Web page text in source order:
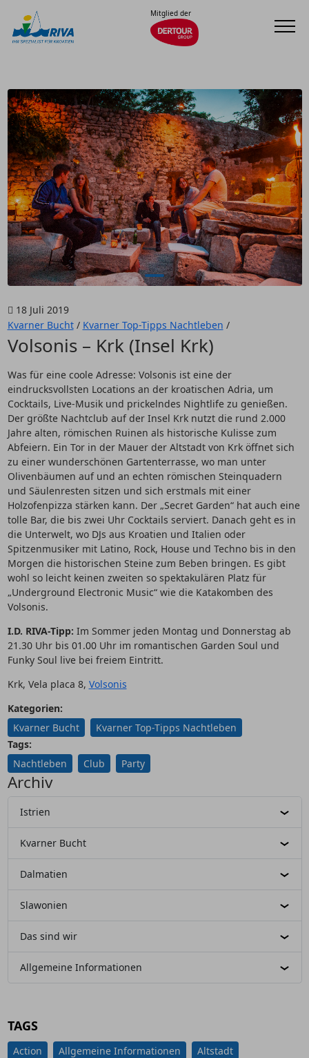
Mitglied der
18 Juli 2019
Kvarner Bucht/ Kvarner Top-Tipps Nachtleben /
Volsonis – Krk (Insel Krk)
Was für eine coole Adresse: Volsonis ist eine der
eindrucksvollsten Locations an der kroatischen Adria, um
Cocktails, Live-Musik und prickelndes Nightlife zu genießen.
Der größte Nachtclub auf der Insel Krk nutzt die rund 2.000
Jahre alten, römischen Ruinen als historische Kulisse zum
Abfeiern. Ein Tor in der Mauer der Altstadt von Krk öffnet sich
zu einer wunderschönen Gartenterrasse, wo man unter
Olivenbäumen auf und an echten römischen Steinquadern
und Säulenresten sitzen und sich erstmals mit einer
Holzofenpizza stärken kann. Der „Secret Garden“ hat auch eine
tolle Bar, die bis zwei Uhr Cocktails serviert. Danach geht es in
die Unterwelt, wo DJs aus Kroatien und Italien oder
Spitzenmusiker mit Latino, Rock, House und Techno bis in den
Morgen die historischen Steine zum Beben bringen. Es gibt
wohl so leicht keinen zweiten so spektakulären Platz für
„Underground Electronic Music“ wie die Katakomben des
Volsonis.
I.D. RIVA-Tipp: Im Sommer jeden Montag und Donnerstag ab
21.30 Uhr bis 01.00 Uhr im romantischen Garden Soul und
Funky Soul live bei freiem Eintritt.
Krk, Vela placa 8, Volsonis
Kategorien:
Kvarner Bucht
Kvarner Top-Tipps Nachtleben
Tags:
Nachtleben
Club Party
Archiv
Istrien
Kvarner Bucht
Dalmatien
Slawonien
Das sind wir
Allgemeine Informationen
TAGS
Action Allgemeine Informationen
Altstadt